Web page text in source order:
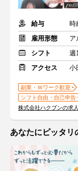
給与
時
雇用形態
ア
シフト
週
アクセス
小
副業・Ｗワーク歓迎
シフト自由・自己申告
株式会社ハクブンの求
あなたにピッタリ